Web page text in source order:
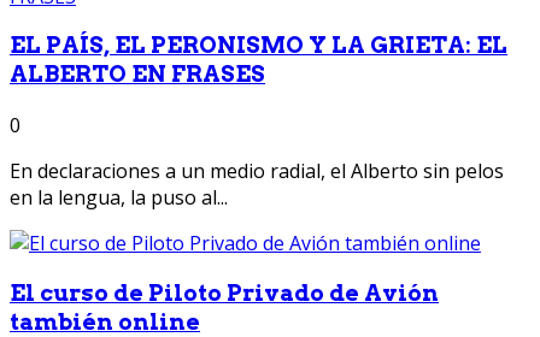
EL PAÍS, EL PERONISMO Y LA GRIETA: EL
ALBERTO EN FRASES
0
En declaraciones a un medio radial, el Alberto sin pelos
en la lengua, la puso al...
El curso de Piloto Privado de Avión
también online